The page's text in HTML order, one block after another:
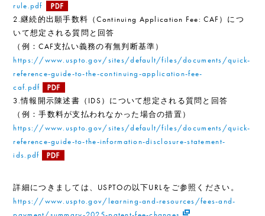
rule.pdf
2.継続的出願手数料（Continuing Application Fee: CAF）につ
いて想定される質問と回答
（例：CAF支払い義務の有無判断基準）
https://www.uspto.gov/sites/default/files/documents/quick-
reference-guide-to-the-continuing-application-fee-
caf.pdf
3.情報開示陳述書（IDS）について想定される質問と回答
（例：手数料が支払われなかった場合の措置）
https://www.uspto.gov/sites/default/files/documents/quick-
reference-guide-to-the-information-disclosure-statement-
ids.pdf
詳細につきましては、USPTOの以下URLをご参照ください。
https://www.uspto.gov/learning-and-resources/fees-and-